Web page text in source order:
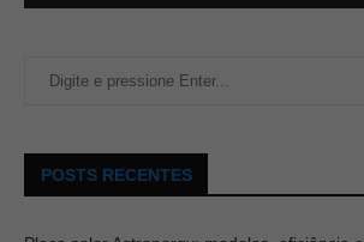
POSTS RECENTES